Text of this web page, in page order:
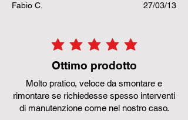
Fabio C. 27/03/13
la valutazione media è 5 su
Ottimo prodotto
Molto pratico, veloce da smontare e
rimontare se richiedesse spesso interventi
di manutenzione come nel nostro caso.